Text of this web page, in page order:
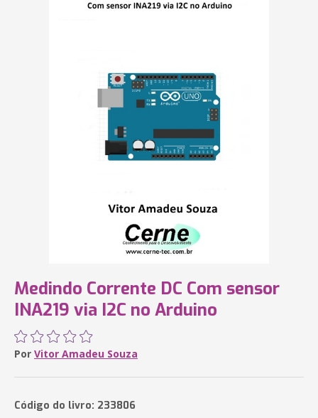
Medindo Corrente DC Com sensor
INA219 via I2C no Arduino
Por Vitor Amadeu Souza
Código do livro: 233806